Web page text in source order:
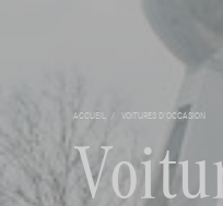
ACCUEIL VOITURES D'OCCASION